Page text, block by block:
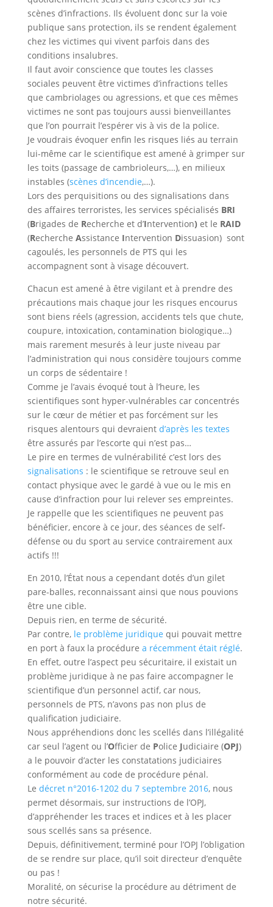
scènes d’infractions. Ils évoluent donc sur la voie
publique sans protection, ils se rendent également
chez les victimes qui vivent parfois dans des
conditions insalubres.
Il faut avoir conscience que toutes les classes
sociales peuvent être victimes d’infractions telles
que cambriolages ou agressions, et que ces mêmes
victimes ne sont pas toujours aussi bienveillantes
que l’on pourrait l’espérer vis à vis de la police.
Je voudrais évoquer enfin les risques liés au terrain
lui-même car le scientifique est amené à grimper sur
les toits (passage de cambrioleurs,…), en milieux
instables (scènes d’incendie,…).
Lors des perquisitions ou des signalisations dans
des affaires terroristes, les services spécialisés BRI
(Brigades de Recherche et d’Intervention) et le RAID
(Recherche Assistance Intervention Dissuasion) sont
cagoulés, les personnels de PTS qui les
accompagnent sont à visage découvert.
Chacun est amené à être vigilant et à prendre des
précautions mais chaque jour les risques encourus
sont biens réels (agression, accidents tels que chute,
coupure, intoxication, contamination biologique…)
mais rarement mesurés à leur juste niveau par
l’administration qui nous considère toujours comme
un corps de sédentaire !
Comme je l’avais évoqué tout à l’heure, les
scientifiques sont hyper-vulnérables car concentrés
sur le cœur de métier et pas forcément sur les
risques alentours qui devraient d’après les textes
être assurés par l’escorte qui n’est pas…
Le pire en termes de vulnérabilité c’est lors des
signalisations : le scientifique se retrouve seul en
contact physique avec le gardé à vue ou le mis en
cause d’infraction pour lui relever ses empreintes.
Je rappelle que les scientifiques ne peuvent pas
bénéficier, encore à ce jour, des séances de self-
défense ou du sport au service contrairement aux
actifs !!!
En 2010, l’État nous a cependant dotés d’un gilet
pare-balles, reconnaissant ainsi que nous pouvions
être une cible.
Depuis rien, en terme de sécurité.
Par contre, le problème juridique qui pouvait mettre
en port à faux la procédure a récemment était réglé.
En effet, outre l’aspect peu sécuritaire, il existait un
problème juridique à ne pas faire accompagner le
scientifique d’un personnel actif, car nous,
personnels de PTS, n’avons pas non plus de
qualification judiciaire.
Nous appréhendions donc les scellés dans l’illégalité
car seul l’agent ou l’Officier de Police Judiciaire (OPJ)
a le pouvoir d’acter les constatations judiciaires
conformément au code de procédure pénal.
Le décret n°2016-1202 du 7 septembre 2016, nous
permet désormais, sur instructions de l’OPJ,
d’appréhender les traces et indices et à les placer
sous scellés sans sa présence.
Depuis, définitivement, terminé pour l’OPJ l’obligation
de se rendre sur place, qu’il soit directeur d’enquête
ou pas !
Moralité, on sécurise la procédure au détriment de
notre sécurité.